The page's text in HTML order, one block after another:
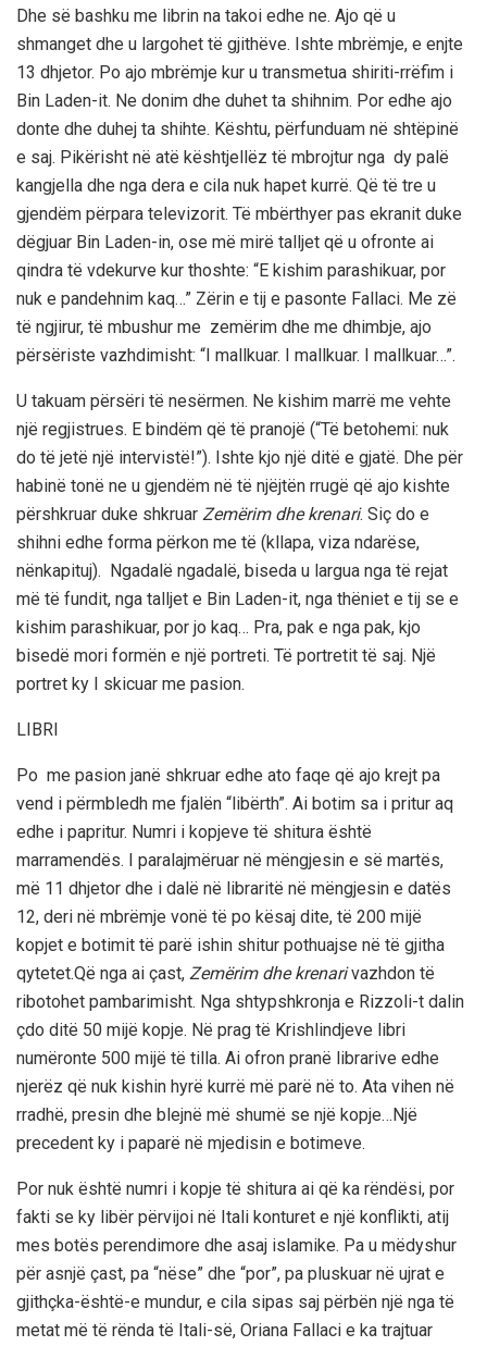
Dhe së bashku me librin na takoi edhe ne. Ajo që u
shmanget dhe u largohet të gjithëve. Ishte mbrëmje, e enjte
13 dhjetor. Po ajo mbrëmje kur u transmetua shiriti-rrëfim i
Bin Laden-it. Ne donim dhe duhet ta shihnim. Por edhe ajo
donte dhe duhej ta shihte. Kështu, përfunduam në shtëpinë
e saj. Pikërisht në atë kështjellëz të mbrojtur nga dy palë
kangjella dhe nga dera e cila nuk hapet kurrë. Që të tre u
gjendëm përpara televizorit. Të mbërthyer pas ekranit duke
dëgjuar Bin Laden-in, ose më mirë talljet që u ofronte ai
qindra të vdekurve kur thoshte: “E kishim parashikuar, por
nuk e pandehnim kaq…” Zërin e tij e pasonte Fallaci. Me zë
të ngjirur, të mbushur me zemërim dhe me dhimbje, ajo
përsëriste vazhdimisht: “I mallkuar. I mallkuar. I mallkuar…”.
U takuam përsëri të nesërmen. Ne kishim marrë me vehte
një regjistrues. E bindëm që të pranojë (“Të betohemi: nuk
do të jetë një intervistë!”). Ishte kjo një ditë e gjatë. Dhe për
habinë tonë ne u gjendëm në të njëjtën rrugë që ajo kishte
përshkruar duke shkruar Zemërim dhe krenari. Siç do e
shihni edhe forma përkon me të (kllapa, viza ndarëse,
nënkapituj). Ngadalë ngadalë, biseda u largua nga të rejat
më të fundit, nga talljet e Bin Laden-it, nga thëniet e tij se e
kishim parashikuar, por jo kaq… Pra, pak e nga pak, kjo
bisedë mori formën e një portreti. Të portretit të saj. Një
portret ky I skicuar me pasion.
LIBRI
Po me pasion janë shkruar edhe ato faqe që ajo krejt pa
vend i përmbledh me fjalën “libërth”. Ai botim sa i pritur aq
edhe i papritur. Numri i kopjeve të shitura është
marramendës. I paralajmëruar në mëngjesin e së martës,
më 11 dhjetor dhe i dalë në libraritë në mëngjesin e datës
12, deri në mbrëmje vonë të po kësaj dite, të 200 mijë
kopjet e botimit të parë ishin shitur pothuajse në të gjitha
qytetet.Që nga ai çast, Zemërim dhe krenarivazhdon të
ribotohet pambarimisht. Nga shtypshkronja e Rizzoli-t dalin
çdo ditë 50 mijë kopje. Në prag të Krishlindjeve libri
numëronte 500 mijë të tilla. Ai ofron pranë librarive edhe
njerëz që nuk kishin hyrë kurrë më parë në to. Ata vihen në
rradhë, presin dhe blejnë më shumë se një kopje…Një
precedent ky i paparë në mjedisin e botimeve.
Por nuk është numri i kopje të shitura ai që ka rëndësi, por
fakti se ky libër përvijoi në Itali konturet e një konflikti, atij
mes botës perendimore dhe asaj islamike. Pa u mëdyshur
për asnjë çast, pa “nëse” dhe “por”, pa pluskuar në ujrat e
gjithçka-është-e mundur, e cila sipas saj përbën një nga të
metat më të rënda të Itali-së, Oriana Fallaci e ka trajtuar